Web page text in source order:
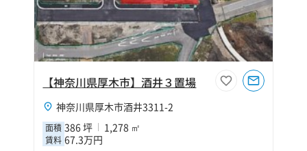
【神奈川県厚木市】酒井３置場
神奈川県厚木市酒井3311-2
面積 386 坪 1,278 ㎡
賃料 67.3万円